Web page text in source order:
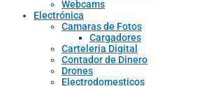
Webcams
Electrónica
Camaras de Fotos
Cargadores
Carteleria Digital
Contador de Dinero
Drones
Electrodomesticos